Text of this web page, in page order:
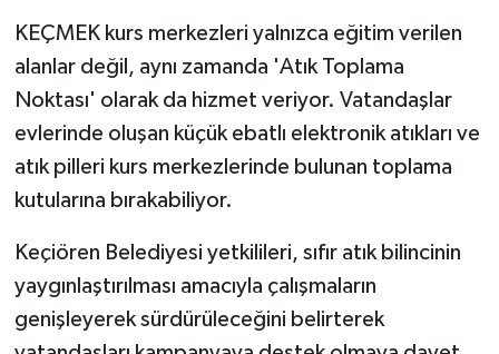
KEÇMEK kurs merkezleri yalnızca eğitim verilen
alanlar değil, aynı zamanda 'Atık Toplama
Noktası' olarak da hizmet veriyor. Vatandaşlar
evlerinde oluşan küçük ebatlı elektronik atıkları ve
atık pilleri kurs merkezlerinde bulunan toplama
kutularına bırakabiliyor.
Keçiören Belediyesi yetkilileri, sıfır atık bilincinin
yaygınlaştırılması amacıyla çalışmaların
genişleyerek sürdürüleceğini belirterek